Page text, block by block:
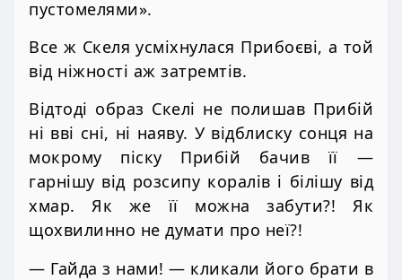
пустомелями».
Все ж Скеля усміхнулася Прибоєві, а той
від ніжності аж затремтів.
Відтоді образ Скелі не полишав Прибій
ні вві сні, ні наяву. У відблиску сонця на
мокрому піску Прибій бачив її —
гарнішу від розсипу коралів і білішу від
хмар. Як же її можна забути?! Як
щохвилинно не думати про неї?!
— Гайда з нами! — кликали його брати в